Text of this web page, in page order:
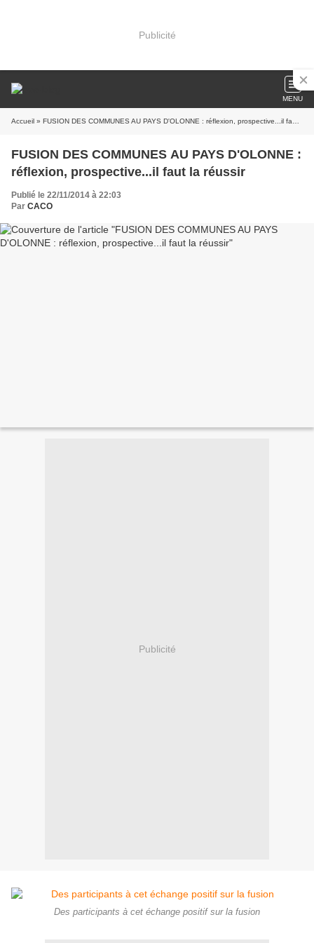
Publicité
MENU
Accueil » FUSION DES COMMUNES AU PAYS D'OLONNE : réflexion, prospective...il faut la réussir
FUSION DES COMMUNES AU PAYS D'OLONNE :
réflexion, prospective...il faut la réussir
Publié le 22/11/2014 à 22:03
Par CACO
Publicité
Des participants à cet échange positif sur la fusion